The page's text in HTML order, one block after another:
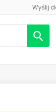
wyślij